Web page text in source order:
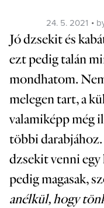
Posted
on
24. 5. 2021
Jó dzsekit és
ezt pedig talán
mondhatom.
melegen tart, a
valamiképp még
többi
dzsekit venni
pedig magasak,
anélkül, hogy